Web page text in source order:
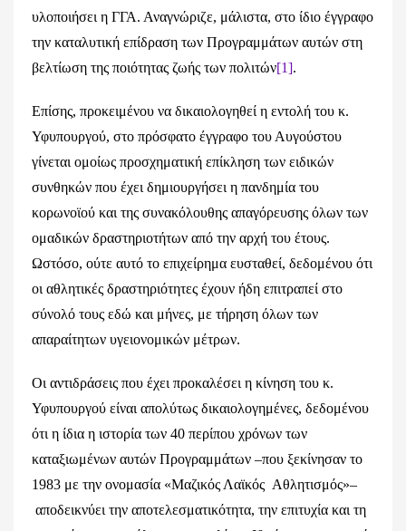
υλοποιήσει η ΓΓΑ. Αναγνώριζε, μάλιστα, στο ίδιο έγγραφο
την καταλυτική επίδραση των Προγραμμάτων αυτών στη
βελτίωση της ποιότητας ζωής των πολιτών[1].
Επίσης, προκειμένου να δικαιολογηθεί η εντολή του κ.
Υφυπουργού, στο πρόσφατο έγγραφο του Αυγούστου
γίνεται ομοίως προσχηματική επίκληση των ειδικών
συνθηκών που έχει δημιουργήσει η πανδημία του
κορωνοϊού και της συνακόλουθης απαγόρευσης όλων των
ομαδικών δραστηριοτήτων από την αρχή του έτους.
Ωστόσο, ούτε αυτό το επιχείρημα ευσταθεί, δεδομένου ότι
οι αθλητικές δραστηριότητες έχουν ήδη επιτραπεί στο
σύνολό τους εδώ και μήνες, με τήρηση όλων των
απαραίτητων υγειονομικών μέτρων.
Οι αντιδράσεις που έχει προκαλέσει η κίνηση του κ.
Υφυπουργού είναι απολύτως δικαιολογημένες, δεδομένου
ότι η ίδια η ιστορία των 40 περίπου χρόνων των
καταξιωμένων αυτών Προγραμμάτων –που ξεκίνησαν το
1983 με την ονομασία «Μαζικός Λαϊκός Αθλητισμός»–
αποδεικνύει την αποτελεσματικότητα, την επιτυχία και τη